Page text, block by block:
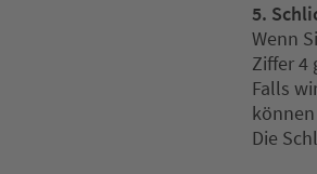
5.
Wenn
Ziffer 4
Falls
Die